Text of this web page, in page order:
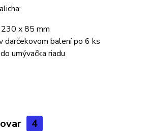
x 85 mm
darčekovom balení po 6 ks
umývačka riadu
4